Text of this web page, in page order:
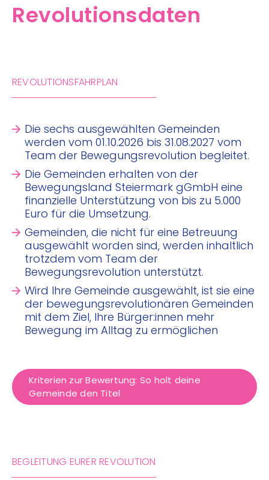
Revolutionsdaten
REVOLUTIONSFAHRPLAN
Die sechs ausgewählten Gemeinden
werden vom 01.10.2026 bis 31.08.2027 vom
Team der Bewegungsrevolution begleitet.
Die Gemeinden erhalten von der
Bewegungsland Steiermark gGmbH eine
finanzielle Unterstützung von bis zu 5.000
Euro für die Umsetzung.
Gemeinden, die nicht für eine Betreuung
ausgewählt worden sind, werden inhaltlich
trotzdem vom Team der
Bewegungsrevolution unterstützt.
Wird Ihre Gemeinde ausgewählt, ist sie eine
der bewegungsrevolutionären Gemeinden
mit dem Ziel, Ihre Bürger:innen mehr
Bewegung im Alltag zu ermöglichen
Kriterien zur Bewertung: So holt deine
Gemeinde den Titel
BEGLEITUNG EURER REVOLUTION